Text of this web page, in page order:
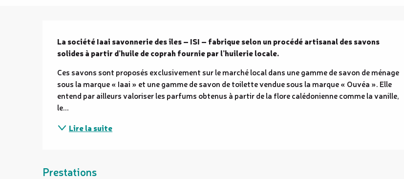
Description
La société Iaai savonnerie des îles – ISI – fabrique selon un procédé artisanal des savons
solides à partir d’huile de coprah fournie par l’huilerie locale.
Ces savons sont proposés exclusivement sur le marché local dans une gamme de savon de ménage
sous la marque « Iaai » et une gamme de savon de toilette vendue sous la marque « Ouvéa ». Elle
entend par ailleurs valoriser les parfums obtenus à partir de la flore calédonienne comme la vanille,
le...
Lire la suite
Prestations